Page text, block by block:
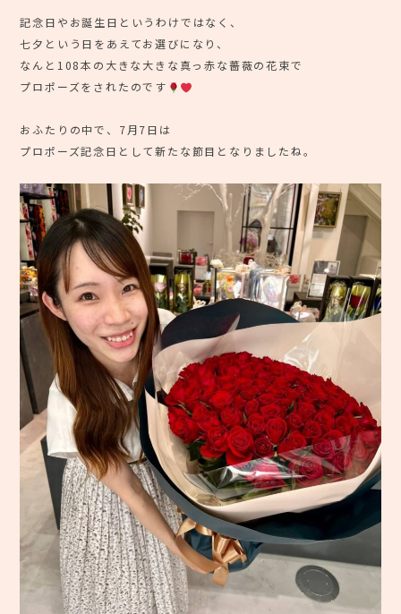
記念日やお誕生日というわけではなく、
七夕という日をあえてお選びになり、
なんと108本の大きな大きな真っ赤な薔薇の花束で
プロポーズをされたのです
おふたりの中で、7月7日は
プロポーズ記念日として新たな節目となりましたね。